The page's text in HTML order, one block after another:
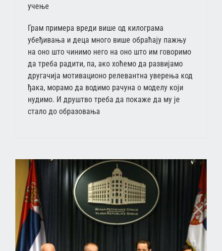
учење
Грам примера вреди више од килограмa
убеђивања и деца много више обраћају пажњу
на оно што чинимо него на оно што им говоримо
да треба радити, па, ако хоћемо да развијамо
другачија мотивационо релевантна уверења код
ђака, морамо да водимо рачуна о моделу који
нудимо. И друштво треба да покаже да му је
стало до образовања